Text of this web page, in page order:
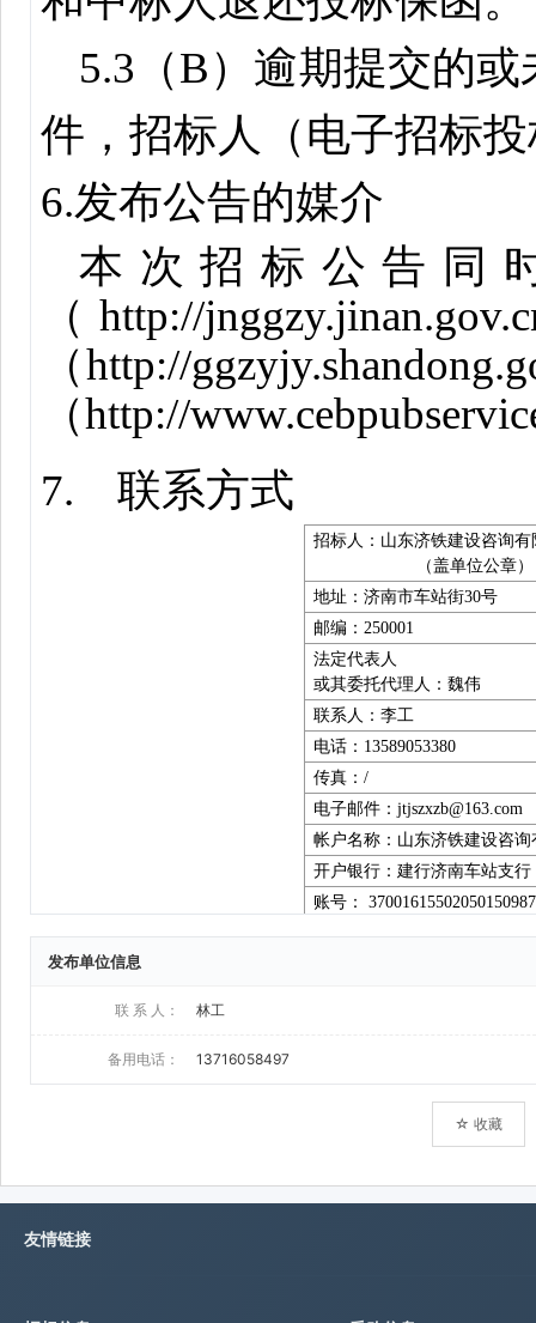
发布单位信息
联 系 人： 林工
备用电话： 13716058497
☆ 收藏
友情链接